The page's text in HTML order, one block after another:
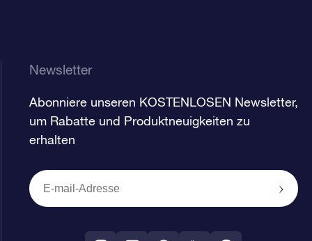
Newsletter
Abonniere unseren KOSTENLOSEN Newsletter,
um Rabatte und Produktneuigkeiten zu
erhalten